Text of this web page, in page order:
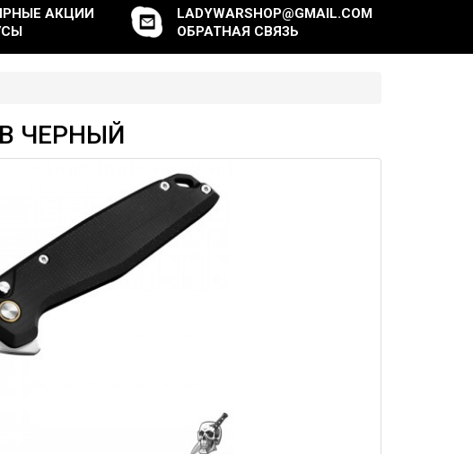
АКЦИИ
LADYWARSHOP@GMAIL.COM
ОБРАТНАЯ СВЯЗЬ
ЧЕРНЫЙ